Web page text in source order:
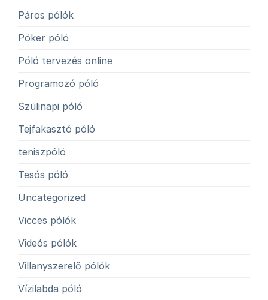
Páros pólók
Póker póló
Póló tervezés online
Programozó póló
Szülinapi póló
Tejfakasztó póló
teniszpóló
Tesós póló
Uncategorized
Vicces pólók
Videós pólók
Villanyszerelő pólók
Vízilabda póló